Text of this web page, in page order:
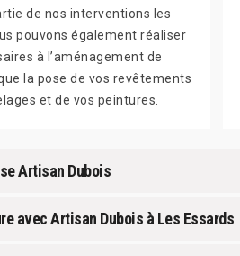
de nos interventions les
pouvons également réaliser
à l’aménagement de
la pose de vos revêtements
et de vos peintures.
Artisan Dubois
avec Artisan Dubois à Les Essards